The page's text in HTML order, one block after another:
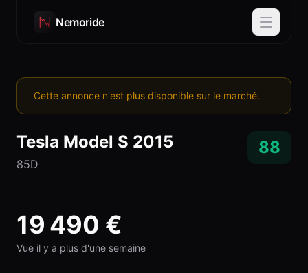
Nemoride
Cette annonce n'est plus disponible sur le marché.
Tesla Model S 2015
85D
88
19 490 €
Vue il y a plus d'une semaine